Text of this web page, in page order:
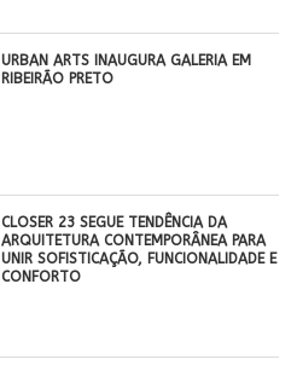
​URBAN ARTS INAUGURA GALERIA EM
RIBEIRÃO PRETO
CLOSER 23 SEGUE TENDÊNCIA DA
ARQUITETURA CONTEMPORÂNEA PARA
UNIR SOFISTICAÇÃO, FUNCIONALIDADE E
CONFORTO